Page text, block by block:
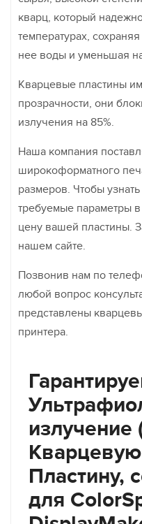
кварц, который
температурах,
нее воды и уменьшая
Кварцевые пластины
прозрачности, они
излучения на 85%.
Наша компания
широкоформатного
размеров. Чтобы
требуемые параметры
цену вашей пластины.
нашем сайте.
Позвонив нам по
любой вопрос
представлены
принтера.
Пластину,
для